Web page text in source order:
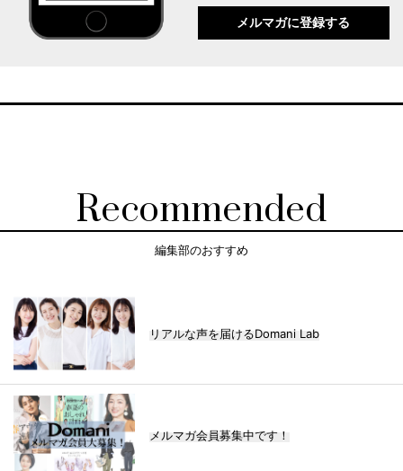
メルマガに登録する
Recommended
編集部のおすすめ
リアルな声を届けるDomani Lab
メルマガ会員募集中です！